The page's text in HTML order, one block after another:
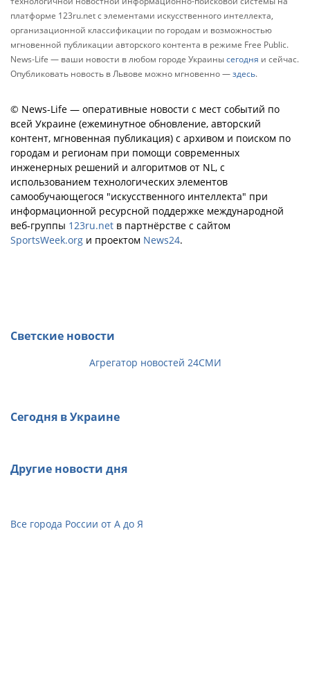
платформе 123ru.net с элементами искусственного интеллекта,
организационной классификации по городам и возможностью
мгновенной публикации авторского контента в режиме Free Public.
News-Life — ваши новости в любом городе Украинысегодня и сейчас.
Опубликовать новость в Львове можно мгновенно —здесь.
© News-Life — оперативные новости с мест событий по
всей Украине (ежеминутное обновление, авторский
контент, мгновенная публикация) с архивом и поиском по
городам и регионам при помощи современных
инженерных решений и алгоритмов от NL, с
использованием технологических элементов
самообучающегося "искусственного интеллекта" при
информационной ресурсной поддержке международной
веб-группы 123ru.net в партнёрстве с сайтом
SportsWeek.org и проектом News24.
Светские новости
Агрегатор новостей 24СМИ
Сегодня в Украине
Другие новости дня
Все города России от А до Я